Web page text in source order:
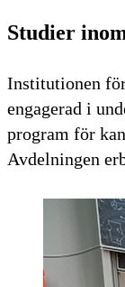
Studier
Institutionen
engagerad i
program för
Avdelningen